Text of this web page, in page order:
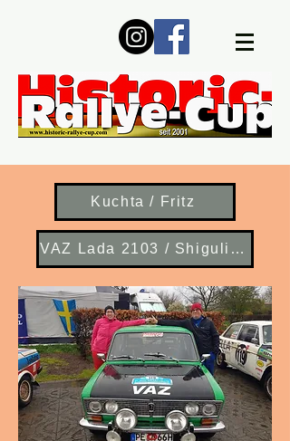
Kuchta / Fritz
VAZ Lada 2103 / Shiguli 1500